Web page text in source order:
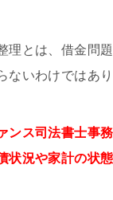
理とは、借金問
ないわけではあり
ンス司法書士事務
状況や家計の状